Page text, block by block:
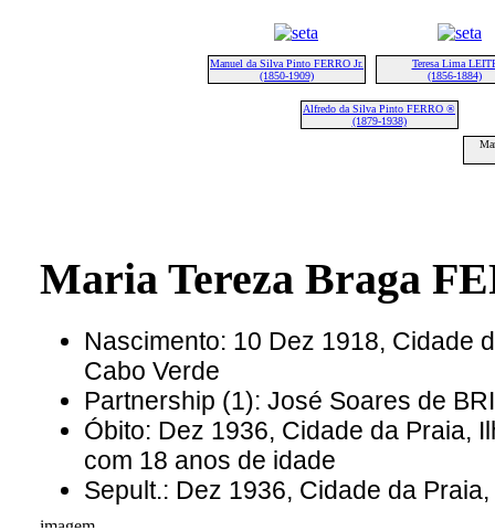
Manuel da Silva Pinto FERRO Jr.
(1850-1909)
Teresa Lima
(1856-1884)
Alfredo da Silva Pinto FERRO ®
(1879-1938)
Maria Tereza Braga
Nascimento: 10 Dez 1918, Cidade
Cabo Verde
Partnership (1): José Soares de
Óbito: Dez 1936, Cidade da Praia,
com 18 anos de idade
Sepult.: Dez 1936, Cidade da